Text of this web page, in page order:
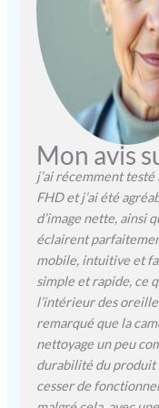
Mon avis
j’ai récemment
FHD et j’ai été
d’image nette, ainsi
éclairent
mobile, intuitive et
simple et rapide, ce
l’intérieur des
remarqué que la
nettoyage un peu
durabilité du produit
cesser de